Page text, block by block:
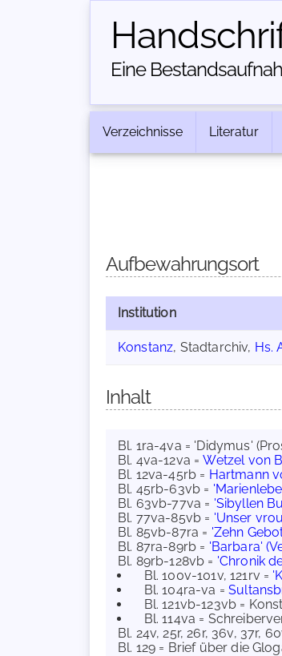
Eine
Verzeichnisse Literatur
Aufbewahrungsort
Institution
Konstanz, Stadtarchiv, Hs.
Inhalt
Bl. 1ra-4va = 'Didymus'
Bl. 4va-12va =Wetzel von
Bl. 12va-45rb = Hartmann
Bl. 45rb-63vb =
Bl. 63vb-77va = 'Sibyllen
Bl. 77va-85vb = 'Unser
Bl. 85vb-87ra = 'Zehn
Bl. 87ra-89rb = 'Barbara'
Bl. 89rb-128vb = 'Chronik
Bl. 100v-101v, 121rv =
Bl. 104ra-va =
Bl. 121vb-123vb =
Bl. 114va =
Bl. 24v, 25r, 26r, 36v, 37r,
Bl. 129 = Brief über die